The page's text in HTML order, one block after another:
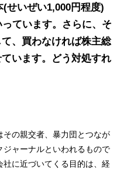
せいぜい1,000円程度)
ています。さらに、そ
、買わなければ株主総
います。どう対処すれ
の親交者、暴力団とつなが
ジャーナルといわれるもので
に近づいてくる目的は、経